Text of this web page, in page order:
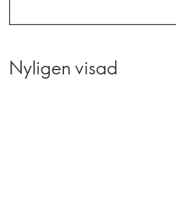
Nyligen visad